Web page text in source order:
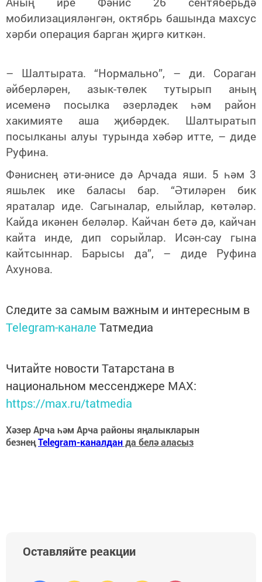
мобилизацияләнгән, октябрь башында махсус
хәрби операция барган җиргә киткән.
– Шалтырата. “Нормально”, – ди. Сораган
әйберләрен, азык-төлек тутырып аның
исеменә посылка әзерләдек һәм район
хакимияте аша җибәрдек. Шалтыратып
посылканы алуы турында хәбәр итте, – диде
Руфина.
Фәниснең әти-әнисе дә Арчада яши. 5 һәм 3
яшьлек ике баласы бар. “Әтиләрен бик
яраталар иде. Сагыналар, елыйлар, көтәләр.
Кайда икәнен беләләр. Кайчан бетә дә, кайчан
кайта инде, дип сорыйлар. Исән-сау гына
кайтсыннар. Барысы да”, – диде Руфина
Ахунова.
Следите за самым важным и интересным в
Telegram-канале Татмедиа
Читайте новости Татарстана в
национальном мессенджере MАХ:
https://max.ru/tatmedia
Хәзер Арча һәм Арча районы яңалыкларын
безнеңTelegram-каналданда белә аласыз
Оставляйте реакции